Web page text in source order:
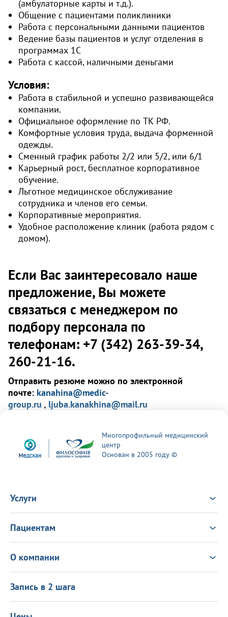
(амбулаторные карты и т.д.).
Общение с пациентами поликлиники
Работа с персональными данными пациентов
Ведение базы пациентов и услуг отделения в
программах 1С
Работа с кассой, наличными деньгами
Условия:
Работа в стабильной и успешно развивающейся
компании.
Официальное оформление по ТК РФ.
Комфортные условия труда, выдача форменной
одежды.
Сменный график работы 2/2 или 5/2, или 6/1
Карьерный рост, бесплатное корпоративное
обучение.
Льготное медицинское обслуживание
сотрудника и членов его семьи.
Корпоративные мероприятия.
Удобное расположение клиник (работа рядом с
домом).
Если Вас заинтересовало наше
предложение, Вы можете
связаться с менеджером по
подбору персонала по
телефонам: +7 (342) 263-39-34,
260-21-16.
Отправить резюме можно по электронной
почте: kanahina@medic-
group.ru , ljuba.kanakhina@mail.ru
Многопрофильный медицинский
центр
Основан в 2005 году ©
Услуги
Врачи
Консультация Онлайн
Выезд врача на дом
Пациентам
Новости
Политика в области качества
Подарочные сертификаты
Программа лояльности
О компании
Информация для пациентов
Лицензиии
Вакансии
Запись в 2 шага